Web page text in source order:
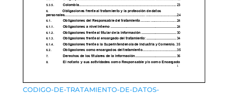
CODIGO-DE-TRATAMIENTO-DE-DATOS-